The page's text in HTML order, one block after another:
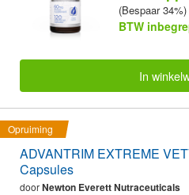
(Bespaar 34%)
BTW
In
Opruiming
ADVANTRIM EXTREME
Capsules
doorNewton Everett Nutraceuticals